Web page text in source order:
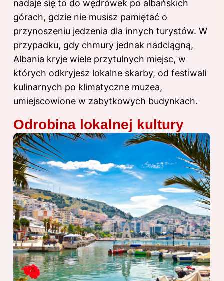
nadaje się to do wędrówek po albańskich
górach, gdzie nie musisz pamiętać o
przynoszeniu jedzenia dla innych turystów. W
przypadku, gdy chmury jednak nadciągną,
Albania kryje wiele przytulnych miejsc, w
których odkryjesz lokalne skarby, od festiwali
kulinarnych po klimatyczne muzea,
umiejscowione w zabytkowych budynkach.
Odrobina lokalnej kultury